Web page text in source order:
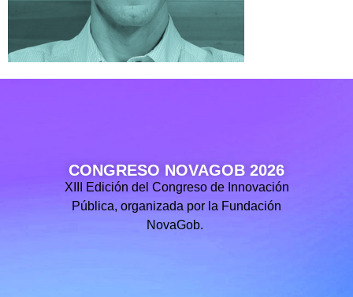
CONGRESO NOVAGOB 2026
XIII Edición del Congreso de Innovación
Pública, organizada por la Fundación
NovaGob.